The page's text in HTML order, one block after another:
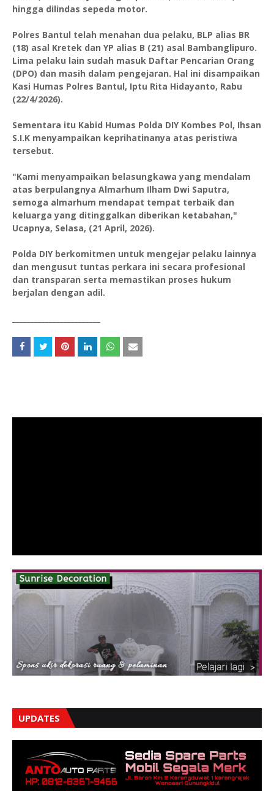
hingga dilindas sepeda motor.
Polres Bantul telah menahan dua pelaku, BLP alias BR
(18) asal Kretek dan YP alias B (21) asal Bambanglipuro.
Lima pelaku lain sudah masuk Daftar Pencarian Orang
(DPO) dan masih dalam pengejaran. Hal ini disampaikan
Kasi Humas Polres Bantul, Iptu Rita Hidayanto, Rabu
(22/4/2026).
Sementara itu Kabid Humas Polda DIY Kombes Pol, Ihsan
S.I.K menyampaikan keprihatinanya atas peristiwa
tersebut.
"Kami menyampaikan belasungkawa yang mendalam
atas berpulangnya Almarhum Ilham Dwi Saputra,
semoga almarhum mendapat tempat terbaik dan
keluarga yang ditinggalkan diberikan ketabahan,"
Ucapnya, Selasa, (21 April, 2026).
Polda DIY berkomitmen untuk mengejar pelaku lainnya
dan mengusut tuntas perkara ini secara profesional
dan transparan serta memastikan proses hukum
berjalan dengan adil.
UPDATES